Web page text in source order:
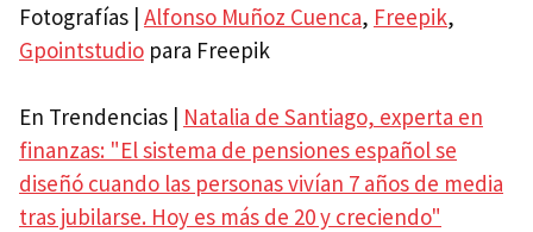
Fotografías | Alfonso Muñoz Cuenca, Freepik,
Gpointstudio para Freepik
En Trendencias | Natalia de Santiago, experta en
finanzas: "El sistema de pensiones español se
diseñó cuando las personas vivían 7 años de media
tras jubilarse. Hoy es más de 20 y creciendo"